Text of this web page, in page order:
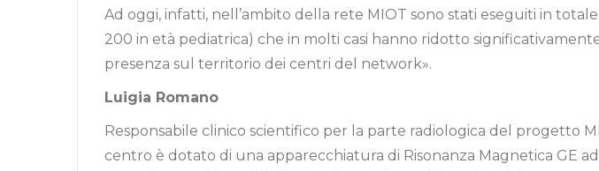
Ad oggi, infatti, nell’ambito della rete MIOT sono stati eseguiti in
200 in età pediatrica) che in molti casi hanno ridotto
presenza sul territorio dei centri del network».
Luigia Romano
Responsabile clinico scientifico per la parte radiologica del progetto
centro è dotato di una apparecchiatura di Risonanza Magnetica GE